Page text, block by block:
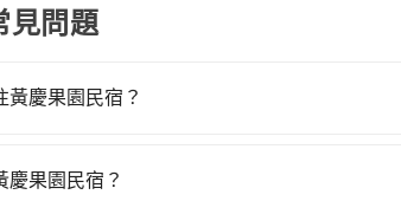
見問題
慶果園民宿？
鐵可搭乘。假設從台中 (嘉義縣阿里山鄉) 前
果園民宿？